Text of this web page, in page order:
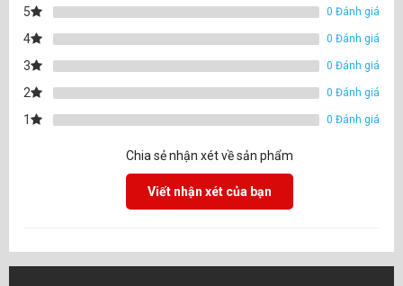
5 0 Đánh giá
4 0 Đánh giá
3 0 Đánh giá
2 0 Đánh giá
1 0 Đánh giá
Chia sẻ nhận xét về sản phẩm
Viết nhận xét của bạn